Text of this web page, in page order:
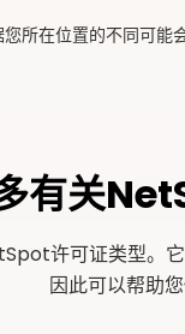
所在位置的不同可能
有关
许可证类型。
因此可以帮助您